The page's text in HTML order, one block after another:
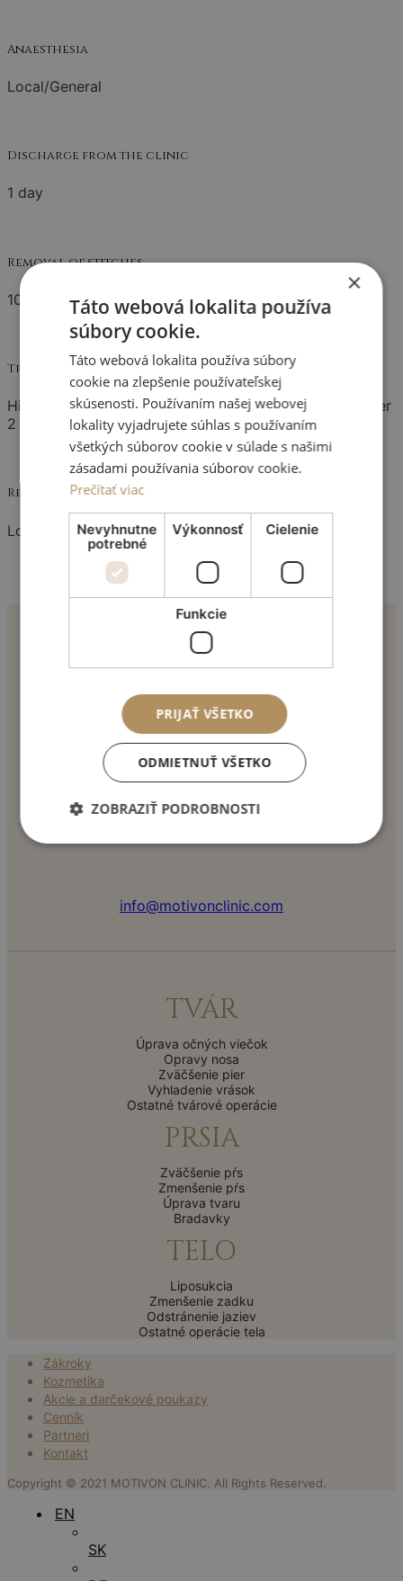
Anaesthesia
Local/General
Discharge from the clinic
1 day
Removal of stitches
10 – 14 dní
Traces
Hidden scars, swelling, and bruising that disappear after
2 – 3 weeks
Result
Long-lasting
Líščie údolie 43
info@motivonclinic.com
TVÁR
Úprava očných viečok
Opravy nosa
Zväčšenie pier
Vyhladenie vrások
Ostatné tvárové operácie
PRSIA
Zväčšenie pŕs
Zmenšenie pŕs
Úprava tvaru
Bradavky
TELO
Liposukcia
Zmenšenie zadku
Odstránenie jaziev
Ostatné operácie tela
Zákroky
Kozmetika
Akcie a darčekové poukazy
Cenník
Partneri
Kontakt
Copyright © 2021 MOTIVON CLINIC. All Rights Reserved.
EN
SK
×
Táto webová lokalita používa
súbory cookie.
Táto webová lokalita používa súbory
cookie na zlepšenie používateľskej
skúsenosti. Používaním našej webovej
lokality vyjadrujete súhlas s používaním
všetkých súborov cookie v súlade s našimi
zásadami používania súborov cookie.
Prečítať viac
Nevyhnutne
potrebné
Výkonnosť Cielenie
Funkcie
PRIJAŤ VŠETKO
ODMIETNUŤ VŠETKO
ZOBRAZIŤ PODROBNOSTI